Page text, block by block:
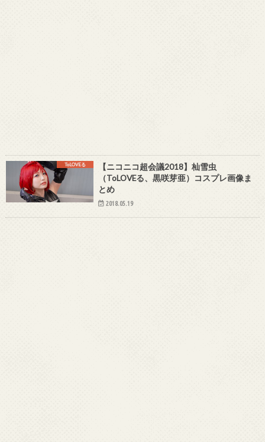
ToLOVEる
【ニコニコ超会議2018】杣雪虫
（ToLOVEる、黒咲芽亜）コスプレ画像ま
とめ
2018.05.19